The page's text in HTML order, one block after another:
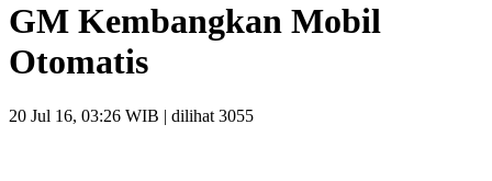
GM Kembangkan Mobil
Otomatis
20 Jul 16, 03:26 WIB | dilihat 3055